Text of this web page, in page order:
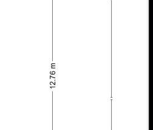
inbouwapparatuur is
RVS afzuigkap,
Een schuifpui biedt vanuit de
en toegang tot de voortuin.